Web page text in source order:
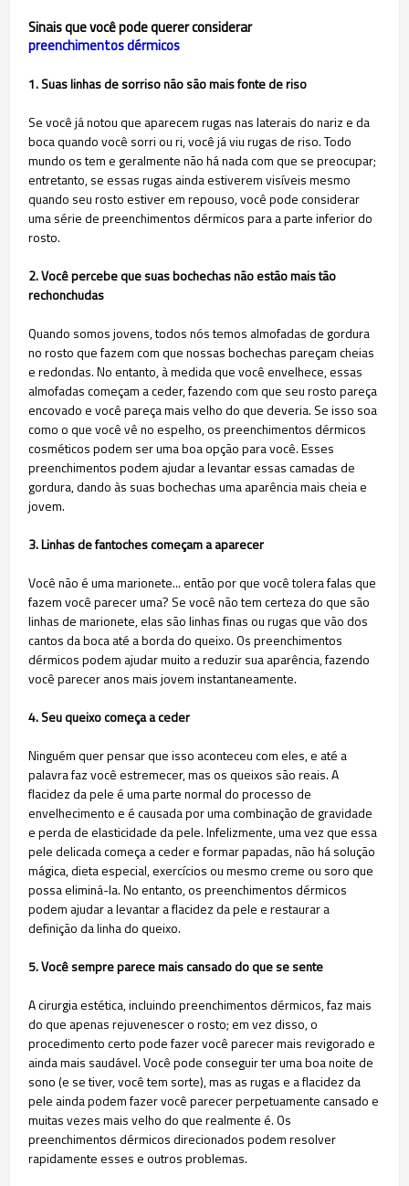
Sinais que você pode querer considerar
preenchimentos dérmicos
1. Suas linhas de sorriso não são mais fonte de riso
Se você já notou que aparecem rugas nas laterais do nariz e da
boca quando você sorri ou ri, você já viu rugas de riso. Todo
mundo os tem e geralmente não há nada com que se preocupar;
entretanto, se essas rugas ainda estiverem visíveis mesmo
quando seu rosto estiver em repouso, você pode considerar
uma série de preenchimentos dérmicos para a parte inferior do
rosto.
2. Você percebe que suas bochechas não estão mais tão
rechonchudas
Quando somos jovens, todos nós temos almofadas de gordura
no rosto que fazem com que nossas bochechas pareçam cheias
e redondas. No entanto, à medida que você envelhece, essas
almofadas começam a ceder, fazendo com que seu rosto pareça
encovado e você pareça mais velho do que deveria. Se isso soa
como o que você vê no espelho, os preenchimentos dérmicos
cosméticos podem ser uma boa opção para você. Esses
preenchimentos podem ajudar a levantar essas camadas de
gordura, dando às suas bochechas uma aparência mais cheia e
jovem.​
3. Linhas de fantoches começam a aparecer
Você não é uma marionete... então por que você tolera falas que
fazem você parecer uma? Se você não tem certeza do que são
linhas de marionete, elas são linhas finas ou rugas que vão dos
cantos da boca até a borda do queixo. Os preenchimentos
dérmicos podem ajudar muito a reduzir sua aparência, fazendo
você parecer anos mais jovem instantaneamente.​
4. Seu queixo começa a ceder
Ninguém quer pensar que isso aconteceu com eles, e até a
palavra faz você estremecer, mas os queixos são reais. A
flacidez da pele é uma parte normal do processo de
envelhecimento e é causada por uma combinação de gravidade
e perda de elasticidade da pele. Infelizmente, uma vez que essa
pele delicada começa a ceder e formar papadas, não há solução
mágica, dieta especial, exercícios ou mesmo creme ou soro que
possa eliminá-la. No entanto, os preenchimentos dérmicos
podem ajudar a levantar a flacidez da pele e restaurar a
definição da linha do queixo.​
5. Você sempre parece mais cansado do que se sente
A cirurgia estética, incluindo preenchimentos dérmicos, faz mais
do que apenas rejuvenescer o rosto; em vez disso, o
procedimento certo pode fazer você parecer mais revigorado e
ainda mais saudável. Você pode conseguir ter uma boa noite de
sono (e se tiver, você tem sorte), mas as rugas e a flacidez da
pele ainda podem fazer você parecer perpetuamente cansado e
muitas vezes mais velho do que realmente é. Os
preenchimentos dérmicos direcionados podem resolver
rapidamente esses e outros problemas.